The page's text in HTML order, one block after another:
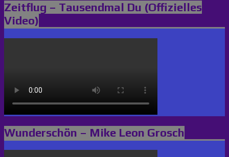
Zeitflug – Tausendmal Du (Offizielles
Video)
Wunderschön – Mike Leon Grosch